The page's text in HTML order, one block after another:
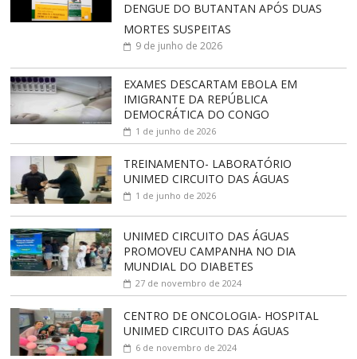
DENGUE DO BUTANTAN APÓS DUAS
MORTES SUSPEITAS
9 de junho de 2026
EXAMES DESCARTAM EBOLA EM
IMIGRANTE DA REPÚBLICA
DEMOCRÁTICA DO CONGO
1 de junho de 2026
TREINAMENTO- LABORATÓRIO
UNIMED CIRCUITO DAS ÁGUAS
1 de junho de 2026
UNIMED CIRCUITO DAS ÁGUAS
PROMOVEU CAMPANHA NO DIA
MUNDIAL DO DIABETES
27 de novembro de 2024
CENTRO DE ONCOLOGIA- HOSPITAL
UNIMED CIRCUITO DAS ÁGUAS
6 de novembro de 2024